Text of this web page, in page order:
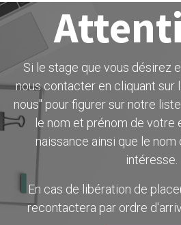
Si le stage que vous désirez
nous contacter en cliquant sur
nous" pour figurer sur notre
le nom et prénom de votre
naissance ainsi que le nom
intéresse.
En cas de libération de
recontactera par ordre